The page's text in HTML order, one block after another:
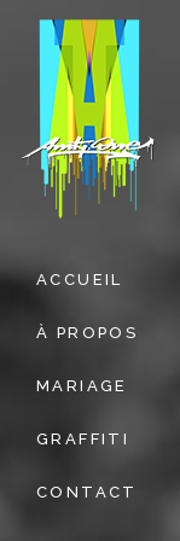
ACCUEIL
À PROPOS
MARIAGE
GRAFFITI
CONTACT